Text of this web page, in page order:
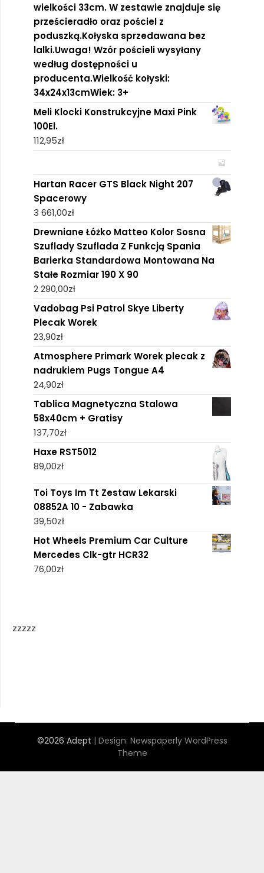
wielkości 33cm. W zestawie znajduje się
prześcieradło oraz pościel z
poduszką.Kołyska sprzedawana bez
lalki.Uwaga! Wzór pościeli wysyłany
według dostępności u
producenta.Wielkość kołyski:
34x24x13cmWiek: 3+
Meli Klocki Konstrukcyjne Maxi Pink
100El.
112,95zł
Hartan Racer GTS Black Night 207
Spacerowy
3 661,00zł
Drewniane Łóżko Matteo Kolor Sosna
Szuflady Szuflada Z Funkcją Spania
Barierka Standardowa Montowana Na
Stałe Rozmiar 190 X 90
2 290,00zł
Vadobag Psi Patrol Skye Liberty
Plecak Worek
23,90zł
Atmosphere Primark Worek plecak z
nadrukiem Pugs Tongue A4
24,90zł
Tablica Magnetyczna Stalowa
58x40cm + Gratisy
137,70zł
Haxe RST5012
89,00zł
Toi Toys Im Tt Zestaw Lekarski
08852A 10 - Zabawka
39,50zł
Hot Wheels Premium Car Culture
Mercedes Clk-gtr HCR32
76,00zł
zzzzz
©2026 Adept | Design: Newspaperly WordPress
Theme